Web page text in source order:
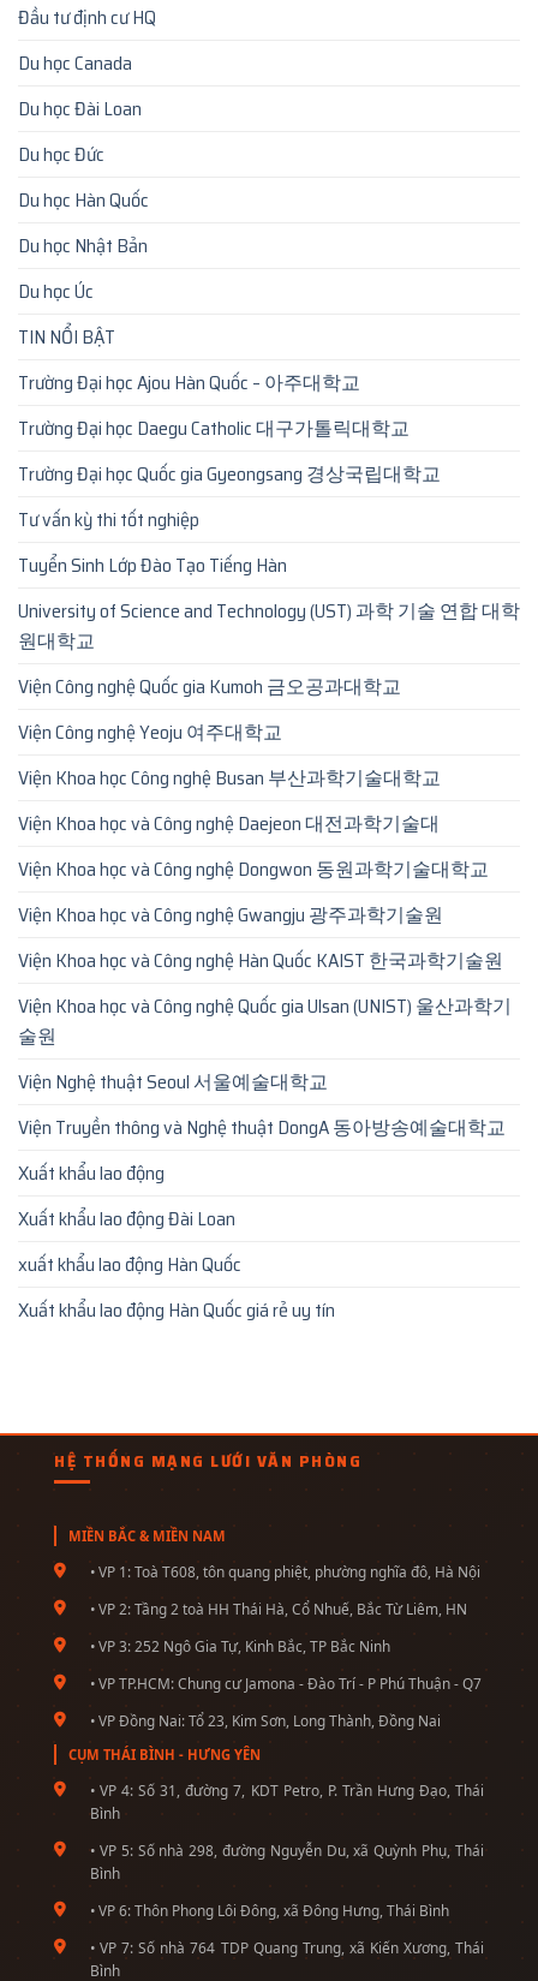
Đầu tư định cư HQ
Du học Canada
Du học Đài Loan
Du học Đức
Du học Hàn Quốc
Du học Nhật Bản
Du học Úc
TIN NỔI BẬT
Trường Đại học Ajou Hàn Quốc – 아주대학교
Trường Đại học Daegu Catholic 대구가톨릭대학교
Trường Đại học Quốc gia Gyeongsang 경상국립대학교
Tư vấn kỳ thi tốt nghiệp
Tuyển Sinh Lớp Đào Tạo Tiếng Hàn
University of Science and Technology (UST) 과학 기술 연합 대학
원대학교
Viện Công nghệ Quốc gia Kumoh 금오공과대학교
Viện Công nghệ Yeoju 여주대학교
Viện Khoa học Công nghệ Busan 부산과학기술대학교
Viện Khoa học và Công nghệ Daejeon 대전과학기술대
Viện Khoa học và Công nghệ Dongwon 동원과학기술대학교
Viện Khoa học và Công nghệ Gwangju 광주과학기술원
Viện Khoa học và Công nghệ Hàn Quốc KAIST 한국과학기술원
Viện Khoa học và Công nghệ Quốc gia Ulsan (UNIST) 울산과학기
술원
Viện Nghệ thuật Seoul 서울예술대학교
Viện Truyền thông và Nghệ thuật DongA 동아방송예술대학교
Xuất khẩu lao động
Xuất khẩu lao động Đài Loan
xuất khẩu lao động Hàn Quốc
Xuất khẩu lao động Hàn Quốc giá rẻ uy tín
HỆ THỐNG MẠNG LƯỚI VĂN PHÒNG
MIỀN BẮC & MIỀN NAM
• VP 1: Toà T608, tôn quang phiệt, phường nghĩa đô, Hà Nội
• VP 2: Tầng 2 toà HH Thái Hà, Cổ Nhuế, Bắc Từ Liêm, HN
• VP 3: 252 Ngô Gia Tự, Kinh Bắc, TP Bắc Ninh
• VP TP.HCM: Chung cư Jamona - Đào Trí - P Phú Thuận - Q7
• VP Đồng Nai: Tổ 23, Kim Sơn, Long Thành, Đồng Nai
CỤM THÁI BÌNH - HƯNG YÊN
• VP 4: Số 31, đường 7, KDT Petro, P. Trần Hưng Đạo, Thái
Bình
• VP 5: Số nhà 298, đường Nguyễn Du, xã Quỳnh Phụ, Thái
Bình
• VP 6: Thôn Phong Lôi Đông, xã Đông Hưng, Thái Bình
• VP 7: Số nhà 764 TDP Quang Trung, xã Kiến Xương, Thái
Bình